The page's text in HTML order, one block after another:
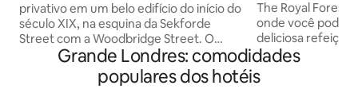
privativo em um belo edifício do início do
século XIX, na esquina da Sekforde
Street com a Woodbridge Street. O
quarto fica acima do Sekforde, um pub
popular. O pub pode ficar movimentado
com a possibilidade de algum barulho
The Royal
onde você pode
deliciosa refeição
para o seu quarto
repousante. Esta joia histórica, com
Grande Londres: comodidades
populares dos hotéis